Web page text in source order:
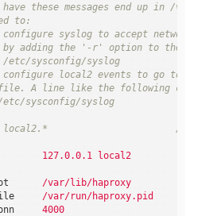
have these messages end up in /var/
to:
configure syslog to accept network log
by adding the '-r' option to the
/etc/sysconfig/syslog
configure local2 events to go to the /
A line like the following can be
etc/sysconfig/syslog
local2.*                       /var/
127.0.0.1 local2
/var/lib/haproxy
/var/run/haproxy.pid
4000